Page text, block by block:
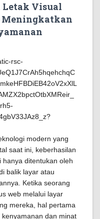
Letak Visual
Meningkatkan
modern yang
saat ini, keberhasilan
ditentukan oleh
balik layar atau
Ketika seorang
web melalui layar
mereka, hal pertama
dan minat